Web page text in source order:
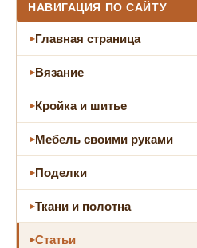
НАВИГАЦИЯ ПО САЙТУ
Главная страница
Вязание
Кройка и шитье
Мебель своими руками
Поделки
Ткани и полотна
Статьи